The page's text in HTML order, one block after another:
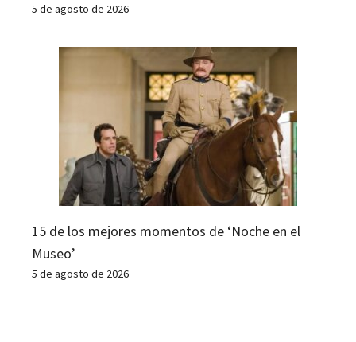
5 de agosto de 2026
15 de los mejores momentos de ‘Noche en el
Museo’
5 de agosto de 2026